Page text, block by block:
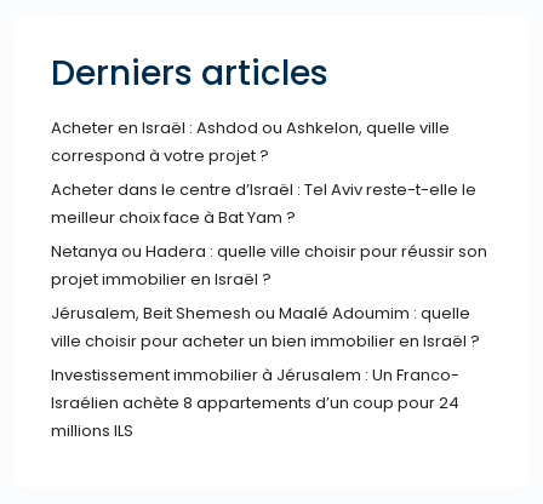
Derniers articles
Acheter en Israël : Ashdod ou Ashkelon, quelle ville
correspond à votre projet ?
Acheter dans le centre d’Israël : Tel Aviv reste-t-elle le
meilleur choix face à Bat Yam ?
Netanya ou Hadera : quelle ville choisir pour réussir son
projet immobilier en Israël ?
Jérusalem, Beit Shemesh ou Maalé Adoumim : quelle
ville choisir pour acheter un bien immobilier en Israël ?
Investissement immobilier à Jérusalem : Un Franco-
Israélien achète 8 appartements d’un coup pour 24
millions ILS